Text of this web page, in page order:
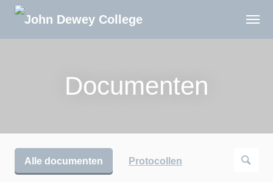
Documenten
Alle documenten Protocollen